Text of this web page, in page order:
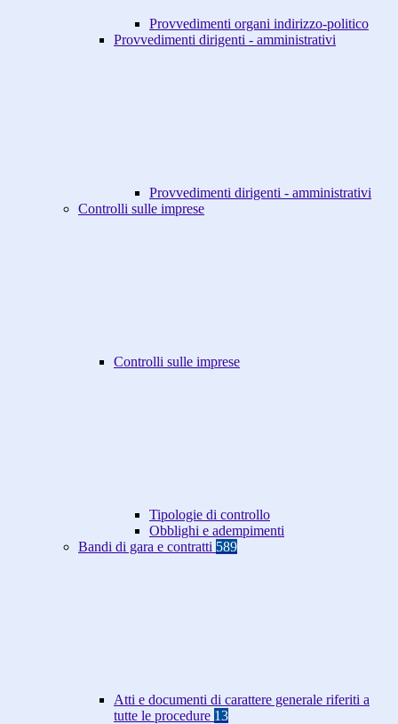
Provvedimenti organi indirizzo-politico
Provvedimenti dirigenti - amministrativi
Provvedimenti dirigenti - amministrativi
Controlli sulle imprese
Controlli sulle imprese
Tipologie di controllo
Obblighi e adempimenti
Bandi di gara e contratti 589
Atti e documenti di carattere generale riferiti a
tutte le procedure 13